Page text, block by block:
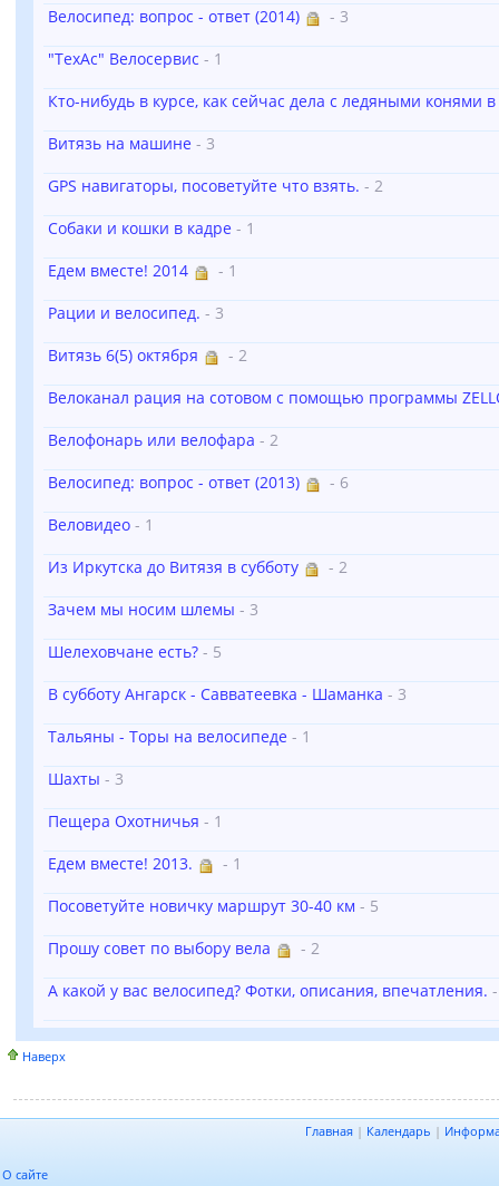
Велосипед: вопрос - ответ (2014)
- 3
"ТехАс" Велосервис - 1
Кто-нибудь в курсе, как сейчас дела с ледяными конями в
Витязь на машине - 3
GPS навигаторы, посоветуйте что взять. - 2
Собаки и кошки в кадре - 1
Едем вместе! 2014
- 1
Рации и велосипед. - 3
Витязь 6(5) октября
- 2
Велоканал рация на сотовом с помощью программы
Велофонарь или велофара - 2
Велосипед: вопрос - ответ (2013)
- 6
Веловидео - 1
Из Иркутска до Витязя в субботу
- 2
Зачем мы носим шлемы - 3
Шелеховчане есть? - 5
В субботу Ангарск - Савватеевка - Шаманка - 3
Тальяны - Торы на велосипеде - 1
Шахты - 3
Пещера Охотничья - 1
Едем вместе! 2013.
- 1
Посоветуйте новичку маршрут 30-40 км - 5
Прошу совет по выбору вела
- 2
А какой у вас велосипед? Фотки, описания, впечатления.
Наверх
Главная | Календарь |
О сайте